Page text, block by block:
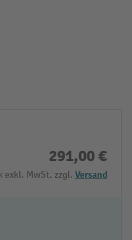
291,00 €
exkl. MwSt. zzgl. Versand